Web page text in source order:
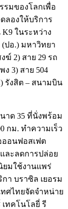
มของโลกเพื่อ
ลองให้บริการ
ในระหว่าง
(ปอ.) มหาวิทยา
ฆ์ 2) สาย 29 รถ
3) สาย 504
รังสิต – สนามบิน
าด 35 ที่นั่งพร้อม
กม. ทำความเร็ว
ออนฟอสเฟต
และลดการปล่อย
ยมใช้งานแพร่
า บราซิล เยอรม
ทศไทยจัดจำหน่าย
ทคโนโลยี่ รี